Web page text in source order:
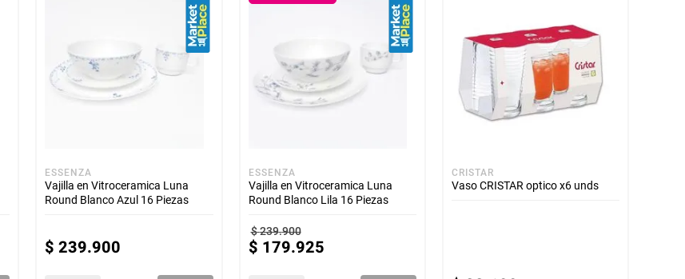
ESSENZA
Vajilla en Vitroceramica Luna
Round Blanco Azul 16 Piezas
$ 239.900
ESSENZA
Vajilla en Vitroceramica Luna
Round Blanco Lila 16 Piezas
$239.900
$ 179.925
CRISTAR
Vaso CRISTAR optico x6 unds